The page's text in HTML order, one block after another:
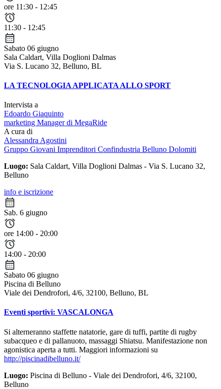
ore 11:30 - 12:45
11:30 - 12:45
Sabato 06 giugno
Sala Caldart, Villa Doglioni Dalmas
Via S. Lucano 32, Belluno, BL
LA TECNOLOGIA APPLICATA ALLO SPORT
Intervista a
Edoardo Giaquinto
marketing Manager di MegaRide
A cura di
Alessandra Agostini
Gruppo Giovani Imprenditori Confindustria Belluno Dolomiti
Luogo: Sala Caldart, Villa Doglioni Dalmas - Via S. Lucano 32,
Belluno
info e iscrizione
Sab. 6 giugno
ore 14:00 - 20:00
14:00 - 20:00
Sabato 06 giugno
Piscina di Belluno
Viale dei Dendrofori, 4/6, 32100, Belluno, BL
Eventi sportivi: VASCALONGA
Si alterneranno staffette natatorie, gare di tuffi, partite di rugby
subacqueo e di pallanuoto, massaggi Shiatsu. Manifestazione non
agonistica aperta a tutti. Maggiori informazioni su
http://piscinadibelluno.it/
Luogo: Piscina di Belluno - Viale dei Dendrofori, 4/6, 32100,
Belluno